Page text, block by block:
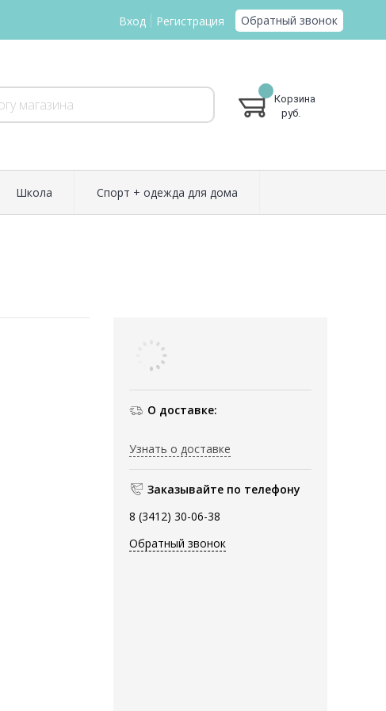
Вход Регистрация Обратный звонок
Корзина
руб.
Школа Спорт + одежда для дома
О доставке:
Узнать о доставке
Заказывайте по телефону
8 (3412) 30-06-38
Обратный звонок